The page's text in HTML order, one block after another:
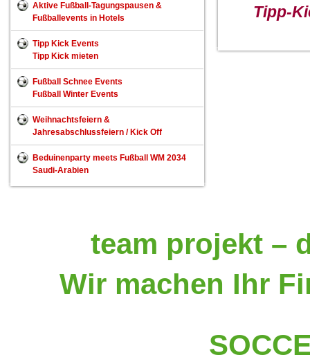
Aktive Fußball-Tagungspausen &
Fußballevents in Hotels
Tipp Kick Events
Tipp Kick mieten
Fußball Schnee Events
Fußball Winter Events
Weihnachtsfeiern &
Jahresabschlussfeiern / Kick Off
Beduinenparty meets Fußball WM 2034
Saudi-Arabien
Tipp-
team projekt –
Wir machen Ihr